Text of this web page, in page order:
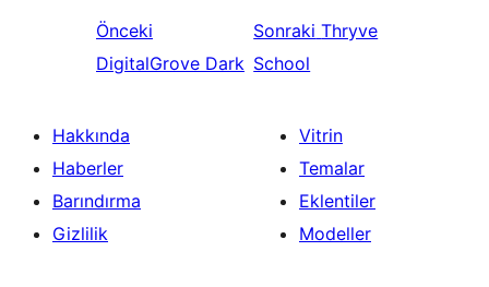
Önceki
DigitalGrove Dark
Sonraki Thryve
School
Hakkında
Haberler
Barındırma
Gizlilik
Vitrin
Temalar
Eklentiler
Modeller